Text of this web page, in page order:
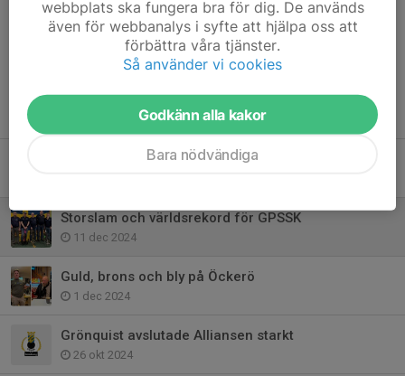
Dela nyhet
Tidigare nyheter
Guldregn över Reinhamre
Storslam och världsrekord för GPSSK
11 dec 2024
Guld, brons och bly på Öckerö
1 dec 2024
Grönquist avslutade Alliansen starkt
26 okt 2024
webbplats ska fungera bra för dig. De används
även för webbanalys i syfte att hjälpa oss att
förbättra våra tjänster.
Så använder vi cookies
Godkänn alla kakor
Bara nödvändiga